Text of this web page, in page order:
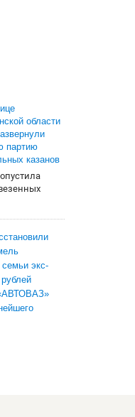
области
партию
казанов
семьи экс-